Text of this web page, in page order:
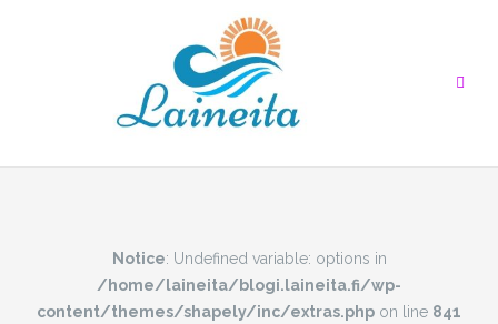
Notice: Undefined variable: options in
/home/laineita/blogi.laineita.fi/wp-
content/themes/shapely/inc/extras.php on line 841